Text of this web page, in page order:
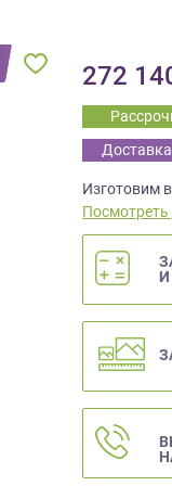
272
Изготовим
Посмотреть
И